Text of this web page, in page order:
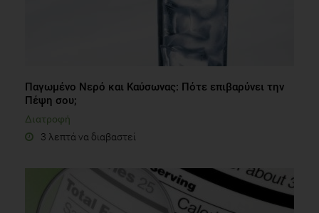
Παγωμένο Νερό και Καύσωνας: Πότε επιβαρύνει την
Πέψη σου;
Διατροφή
3 λεπτά να διαβαστεί